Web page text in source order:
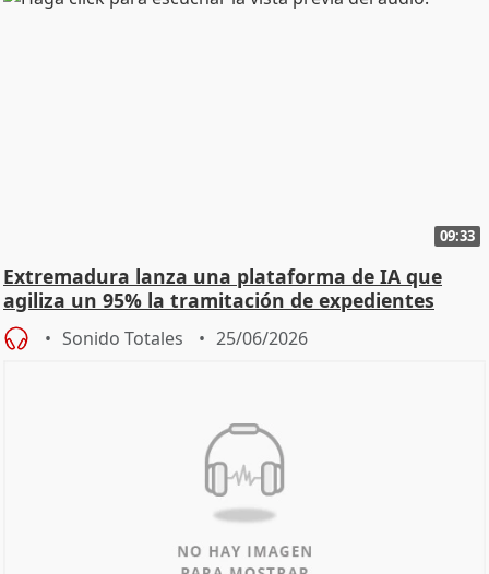
09:33
Extremadura lanza una plataforma de IA que
agiliza un 95% la tramitación de expedientes
Sonido Totales 25/06/2026